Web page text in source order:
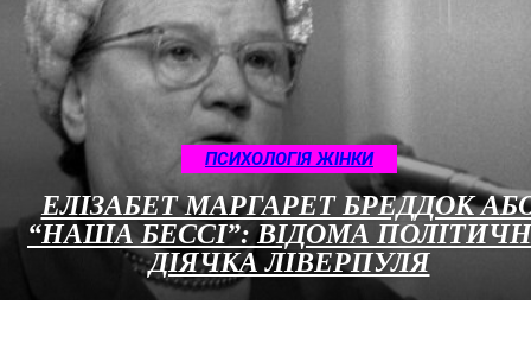
ПСИХОЛОГІЯ ЖІНКИ
ЕЛІЗАБЕТ МАРГАРЕТ БРЕДДОК
“НАША БЕССІ”: ВІДОМА
ДІЯЧКА ЛІВЕРПУЛЯ